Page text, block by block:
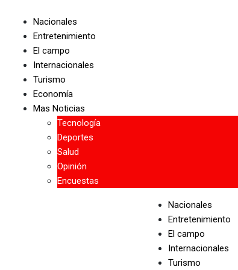
content
Nacionales
Entretenimiento
El campo
Internacionales
Turismo
Economía
Mas Noticias
Tecnología
Deportes
Salud
Opinión
Encuestas
Nacionales
Entretenimiento
El campo
Internacionales
Turismo